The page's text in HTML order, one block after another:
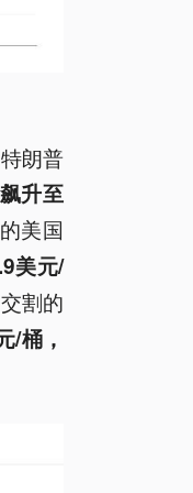
朗普
升至
美国
美元/
割的
/桶，